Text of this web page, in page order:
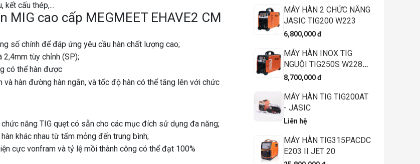
kết cấu thép,...
cao cấp MEGMEET EHAVE2 CM
số chính để đáp ứng yêu cầu hàn chất lượng cao;
2,4mm tùy chỉnh (SP);
có thể hàn được
và hàn đường hàn ngắn, và tốc độ hàn có thể tăng lên với chức
năng TIG quẹt có sẵn cho các mục đích sử dụng đa năng;
khác nhau từ tấm mỏng đến trung bình;
cực vonfram và tỷ lệ mồi thành công có thể đạt 100%
MÁY HÀN 2 CHỨC NĂNG
JASIC TIG200 W223
6,800,000 đ
MÁY HÀN INOX TIG
NGUỘI TIG250S W228
JASIC
8,700,000 đ
MÁY HÀN TIG TIG200AT
- JASIC
Liên hệ
MÁY HÀN TIG315PACDC
E203 II JET 20